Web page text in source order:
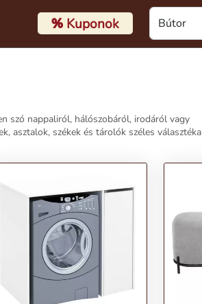
%Kuponok
szó nappaliról, hálószobáról, irodáról vagy
asztalok, székek és tárolók széles választéka